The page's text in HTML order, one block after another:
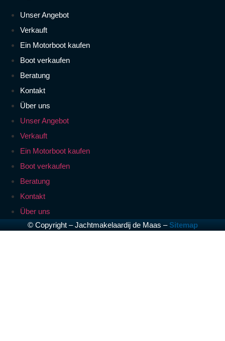
Unser Angebot
Verkauft
Ein Motorboot kaufen
Boot verkaufen
Beratung
Kontakt
Über uns
Unser Angebot
Verkauft
Ein Motorboot kaufen
Boot verkaufen
Beratung
Kontakt
Über uns
© Copyright – Jachtmakelaardij de Maas –Sitemap